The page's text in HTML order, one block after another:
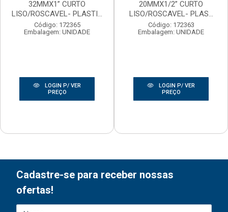
32MMX1” CURTO
LISO/ROSCAVEL- PLASTI...
Código: 172365
Embalagem: UNIDADE
LOGIN P/ VER
PREÇO
20MMX1/2” CURTO
LISO/ROSCAVEL- PLAS...
Código: 172363
Embalagem: UNIDADE
LOGIN P/ VER
PREÇO
Cadastre-se para receber nossas
ofertas!